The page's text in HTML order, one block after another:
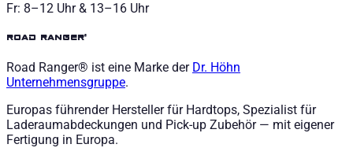
Fr: 8–12 Uhr & 13–16 Uhr
road ranger®
Road Ranger® ist eine Marke der Dr. Höhn
Unternehmensgruppe.
Europas führender Hersteller für Hardtops, Spezialist für
Laderaumabdeckungen und Pick-up Zubehör — mit eigener
Fertigung in Europa.